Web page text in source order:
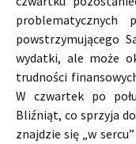
powstrzymującego
wydatki, ale może
trudności
W czwartek po
Bliźniąt, co sprzyja
znajdzie się „w